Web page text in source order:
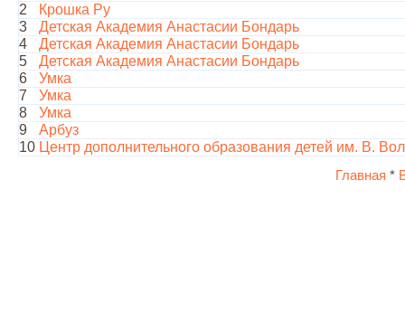
2
Крошка Ру
3
Детская Академия Анастасии Бондарь
4
Детская Академия Анастасии Бондарь
5
Детская Академия Анастасии Бондарь
6
Умка
7
Умка
8
Умка
9
Арбуз
10 Центр дополнительного образования детей им. В.
Главная *